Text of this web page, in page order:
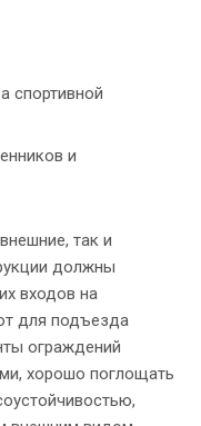
спортивной
и
так и
должны
входов на
для подъезда
ограждений
хорошо поглощать